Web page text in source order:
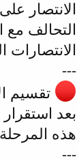
الانتصار
التحالف مع
---
تقسيم
بعد
هذه
---